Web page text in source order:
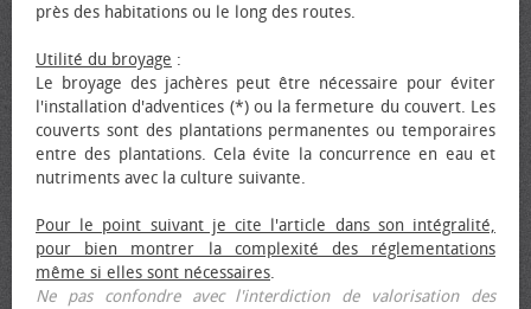
près des habitations ou le long des routes.
Utilité du broyage :
Le broyage des jachères peut être nécessaire pour éviter
l'installation d'adventices (*) ou la fermeture du couvert. Les
couverts sont des plantations permanentes ou temporaires
entre des plantations. Cela évite la concurrence en eau et
nutriments avec la culture suivante.
Pour le point suivant je cite l'article dans son intégralité,
pour bien montrer la complexité des réglementations
même si elles sont nécessaires.
Ne pas confondre avec l'interdiction de valorisation des